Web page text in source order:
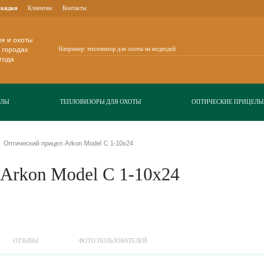
и охоты
Клиентам Контакты
ТЕПЛОВИЗОРЫ ДЛЯ ОХОТЫ ОПТИЧЕСКИЕ ПРИЦЕЛЫ
Оптический прицел Arkon Model C 1-10x24
Model C 1-10x24
ОТЗЫВЫ ФОТО ПОЛЬЗОВАТЕЛЕЙ